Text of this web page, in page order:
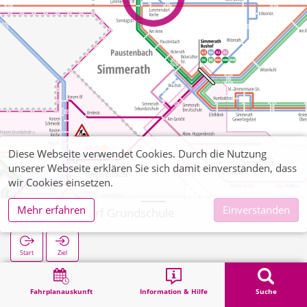
Fahrplanauskunft Information & Hilfe Suche
Lammersdorf Grundschule
Start Ziel
Lammersdorf Grundschule
Diese Webseite verwendet Cookies. Durch die Nutzung
unserer Webseite erklären Sie sich damit einverstanden, dass
wir Cookies einsetzen.
Mehr erfahren
Einverstanden